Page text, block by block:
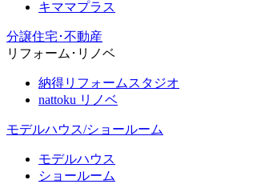
キママプラス
分譲住宅･不動産
リフォーム･リノベ
納得リフォームスタジオ
nattoku リノベ
モデルハウス/ショールーム
モデルハウス
ショールーム